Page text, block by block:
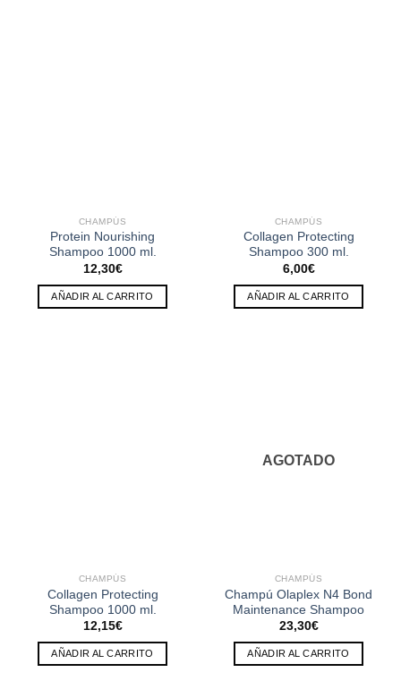
CHAMPÚS
Protein Nourishing
Shampoo 1000 ml.
12,30€
AÑADIR AL CARRITO
CHAMPÚS
Collagen Protecting
Shampoo 300 ml.
6,00€
AÑADIR AL CARRITO
CHAMPÚS
Collagen Protecting
Shampoo 1000 ml.
12,15€
AÑADIR AL CARRITO
AGOTADO
CHAMPÚS
Champú Olaplex N4 Bond
Maintenance Shampoo
23,30€
AÑADIR AL CARRITO